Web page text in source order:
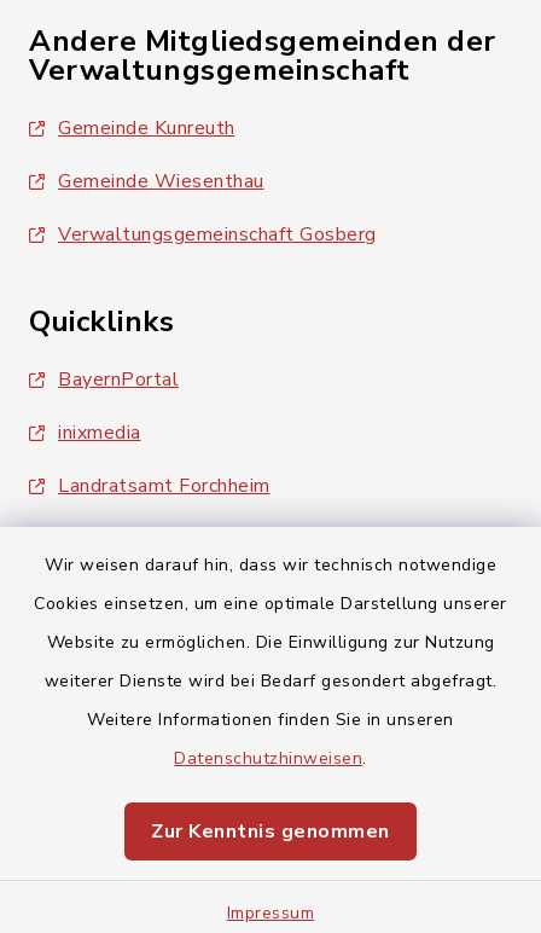
Wir weisen darauf hin, dass wir technisch notwendige
Cookies einsetzen, um eine optimale Darstellung unserer
Website zu ermöglichen. Die Einwilligung zur Nutzung
weiterer Dienste wird bei Bedarf gesondert abgefragt.
Weitere Informationen finden Sie in unseren
Datenschutzhinweisen.
Zur Kenntnis genommen
Impressum
Andere Mitgliedsgemeinden der
Verwaltungsgemeinschaft
Gemeinde Kunreuth
Gemeinde Wiesenthau
Verwaltungsgemeinschaft Gosberg
Quicklinks
BayernPortal
inixmedia
Landratsamt Forchheim
Barrierefreiheit
Impressum
Sitemap